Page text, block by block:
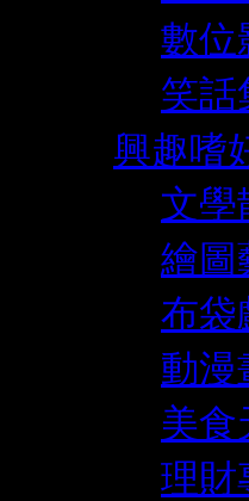
數位
笑話
興趣嗜
文學
繪圖
布袋
動漫
美食
理財